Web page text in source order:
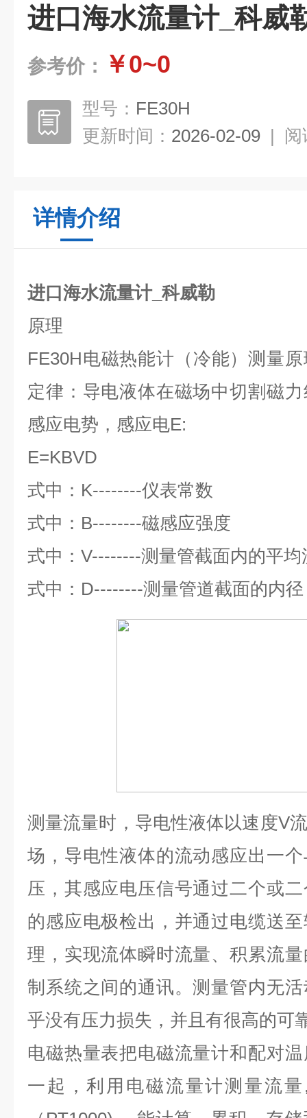
进口海水流量计_科威
参考价： ￥0~0
型号： FE30H
更新时间： 2026-02-09 | 阅
详情介绍
进口海水流量计_科威勒
原理
FE30H电磁热能计（冷能）测量
定律：导电液体在磁场中切割磁
感应电势，感应电E:
E=KBVD
式中： K--------仪表常数
式中： B--------磁感应强度
式中： V--------测量管截面内的平均
式中： D--------测量管道截面的内径
测量流量时，导电性液体以速度V
场，导电性液体的流动感应出一
压，其感应电压信号通过二个或
的感应电极检出，并通过电缆送
理，实现流体瞬时流量、积累流
制系统之间的通讯。测量管内无
乎没有压力损失，并且有很高的可
电磁热量表把电磁流量计和配对
一起，利用电磁流量计测量流量